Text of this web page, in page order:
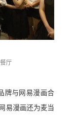
厅
牌与网易漫画合
易漫画还为麦当